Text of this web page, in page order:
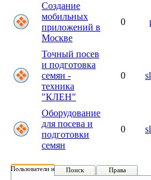
Создание
мобильных
приложений в
Москве
0
Точный посев
и подготовка
семян -
техника
"КЛЕН"
0
Оборудование
для посева и
подготовки
семян
0
Пользователи на форуме:
Поиск Права